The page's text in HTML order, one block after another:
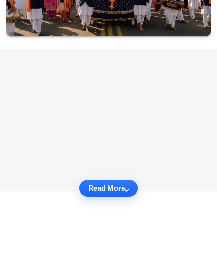
Read More